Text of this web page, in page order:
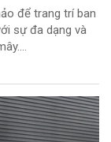
để trang trí ban
sự đa dạng và